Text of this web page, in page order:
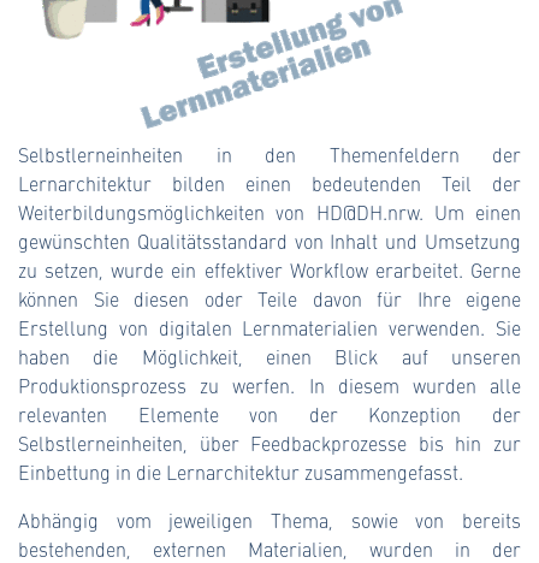
Selbstlerneinheiten in den Themenfeldern der
Lernarchitektur bilden einen bedeutenden Teil der
Weiterbildungsmöglichkeiten von HD@DH.nrw. Um einen
gewünschten Qualitätsstandard von Inhalt und Umsetzung
zu setzen, wurde ein effektiver Workflow erarbeitet. Gerne
können Sie diesen oder Teile davon für Ihre eigene
Erstellung von digitalen Lernmaterialien verwenden. Sie
haben die Möglichkeit, einen Blick auf unseren
Produktionsprozess zu werfen. In diesem wurden alle
relevanten Elemente von der Konzeption der
Selbstlerneinheiten, über Feedbackprozesse bis hin zur
Einbettung in die Lernarchitektur zusammengefasst.
Abhängig vom jeweiligen Thema, sowie von bereits
bestehenden, externen Materialien, wurden in der